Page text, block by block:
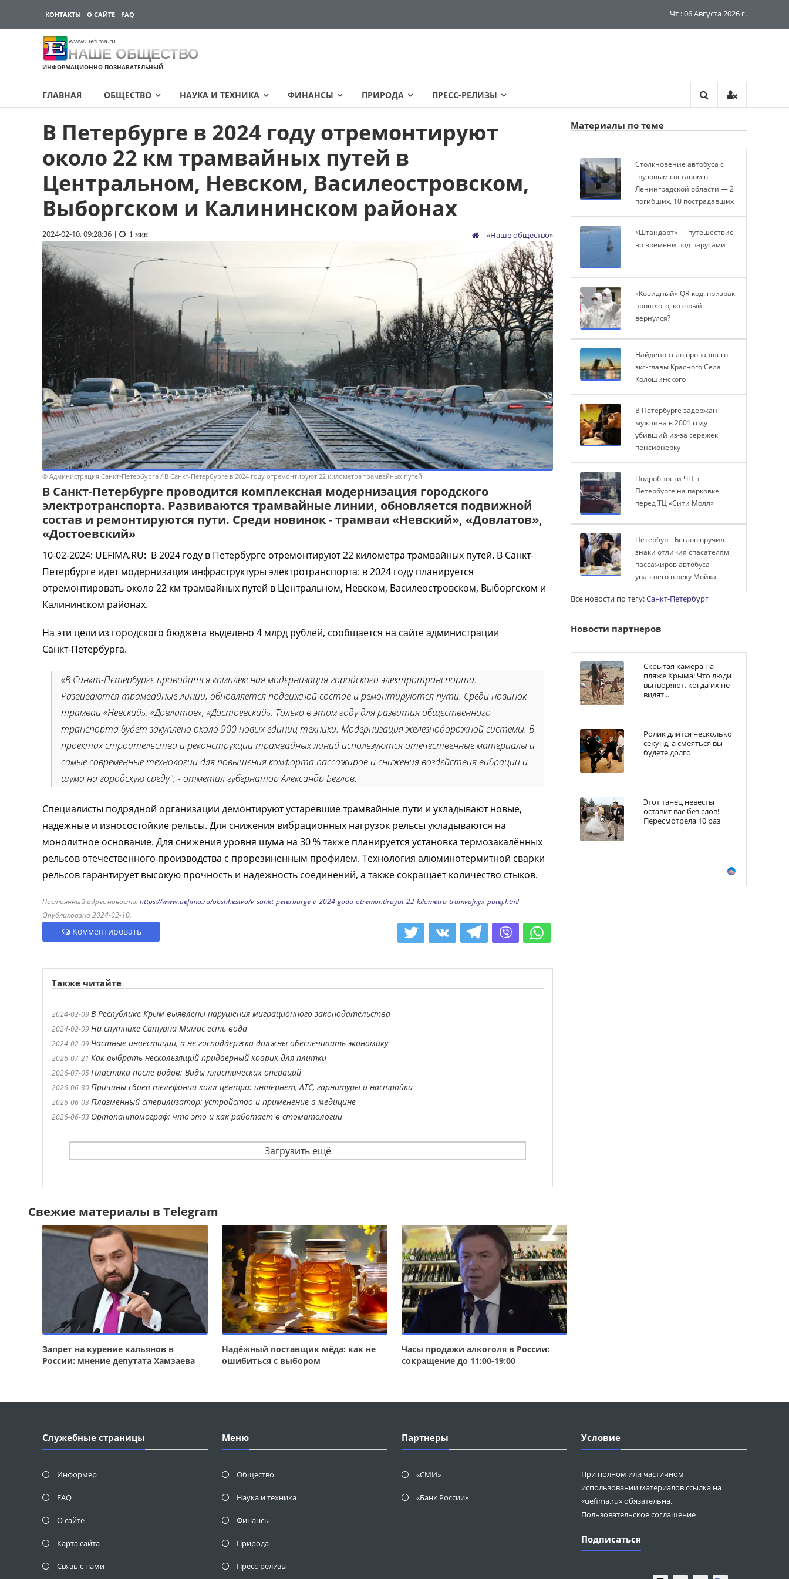
КОНТАКТЫ О САЙТЕ FAQ Чт : 06 Августа 2026 г.
www.uefima.ru
НАШЕ ОБЩЕСТВО
ИНФОРМАЦИОННО ПОЗНАВАТЕЛЬНЫЙ
ГЛАВНАЯ ОБЩЕСТВО НАУКА И ТЕХНИКА ФИНАНСЫ ПРИРОДА ПРЕСС-РЕЛИЗЫ
содержимому
В Петербурге в 2024 году отремонтируют
около 22 км трамвайных путей в
Центральном, Невском, Василеостровском,
Выборгском и Калининском районах
2024-02-10, 09:28:36 | 1 мин | «Наше общество»
© Администрация Санкт‑Петербурга / В Санкт-Петербурге в 2024 году отремонтируют 22 километра трамвайных путей
В Санкт-Петербурге проводится комплексная модернизация городского
электротранспорта. Развиваются трамвайные линии, обновляется подвижной
состав и ремонтируются пути. Среди новинок - трамваи «Невский», «Довлатов»,
«Достоевский»
10-02-2024: UEFIMA.RU: В 2024 году в Петербурге отремонтируют 22 километра трамвайных путей. В Санкт-
Петербурге идет модернизация инфраструктуры электротранспорта: в 2024 году планируется
отремонтировать около 22 км трамвайных путей в Центральном, Невском, Василеостровском, Выборгском и
Калининском районах.
На эти цели из городского бюджета выделено 4 млрд рублей, сообщается на сайте администрации
Санкт‑Петербурга.
«В Санкт-Петербурге проводится комплексная модернизация городского электротранспорта.
Развиваются трамвайные линии, обновляется подвижной состав и ремонтируются пути. Среди новинок -
трамваи «Невский», «Довлатов», «Достоевский». Только в этом году для развития общественного
транспорта будет закуплено около 900 новых единиц техники. Модернизация железнодорожной системы. В
проектах строительства и реконструкции трамвайных линий используются отечественные материалы и
самые современные технологии для повышения комфорта пассажиров и снижения воздействия вибрации и
шума на городскую среду", - отметил губернатор Александр Беглов.
Специалисты подрядной организации демонтируют устаревшие трамвайные пути и укладывают новые,
надежные и износостойкие рельсы. Для снижения вибрационных нагрузок рельсы укладываются на
монолитное основание. Для снижения уровня шума на 30 % также планируется установка термозакалённых
рельсов отечественного производства с прорезиненным профилем. Технология алюминотермитной сварки
рельсов гарантирует высокую прочность и надежность соединений, а также сокращает количество стыков.
Постоянный адрес новости:https://www.uefima.ru/obshhestvo/v-sankt-peterburge-v-2024-godu-otremontiruyut-22-kilometra-tramvajnyx-putej.html
Опубликовано 2024-02-10.
Комментировать
Также читайте
2024-02-09В Республике Крым выявлены нарушения миграционного законодательства
2024-02-09На спутнике Сатурна Мимас есть вода
2024-02-09 Частные инвестиции, а не господдержка должны обеспечивать экономику
2026-07-21 Как выбрать нескользящий придверный коврик для плитки
2026-07-05Пластика после родов: Виды пластических операций
2026-06-30Причины сбоев телефонии колл центра: интернет, АТС, гарнитуры и настройки
2026-06-03Плазменный стерилизатор: устройство и применение в медицине
2026-06-03 Ортопантомограф: что это и как работает в стоматологии
Загрузить ещё
Свежие материалы в Telegram
Запрет на курение кальянов в
России: мнение депутата Хамзаева
Надёжный поставщик мёда: как не
ошибиться с выбором
Часы продажи алкоголя в России:
сокращение до 11:00-19:00
Материалы по теме
Столкновение автобуса с
грузовым составом в
Ленинградской области — 2
погибших, 10 пострадавших
«Штандарт» — путешествие
во времени под парусами
«Ковидный» QR-код: призрак
прошлого, который
вернулся?
Найдено тело пропавшего
экс-главы Красного Села
Колошинского
В Петербурге задержан
мужчина в 2001 году
убивший из-за сережек
пенсионерку
Подробности ЧП в
Петербурге на парковке
перед ТЦ «Сити Молл»
Петербург: Беглов вручил
знаки отличия спасателям
пассажиров автобуса
упавшего в реку Мойка
Все новости по тегу:Санкт-Петербург
Новости партнеров
Скрытая камера на
пляже Крыма: Что люди
вытворяют, когда их не
видят...
Ролик длится несколько
секунд, а смеяться вы
будете долго
Этот танец невесты
оставит вас без слов!
Пересмотрела 10 раз
Служебные страницы
Информер
FAQ
О сайте
Карта сайта
Связь с нами
Меню
Общество
Наука и техника
Финансы
Природа
Пресс-релизы
Партнеры
«СМИ»
«Банк России»
Условие
При полном или частичном
использовании материалов ссылка на
«uefima.ru» обязательна.
Пользовательское соглашение
Подписаться